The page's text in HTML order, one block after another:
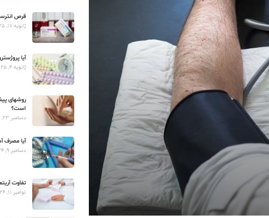
قرص
ژانویه 17, 2025
آیا
ژانویه 4, 2025
روشهای
است؟
دسامبر 23, 2024
آیا مصرف
دسامبر 9, 2024
تفاوت
نوامبر 11, 2024